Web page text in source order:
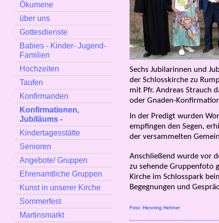
Ökumene
über uns
Gottesdienste
Babies - Kinder- Jugend-
Familien
Hochzeiten
Taufen
Konfirmanden
Konfirmationen,
Jubiläums -
Kindertagesstätte
Senioren
Angebote/ Gruppen
Ehrenamtliche Gruppen
Kunst in unserer Kirche
Sommerfest
Martinsmarkt
Sechs Jubilarinnen und
der Schlosskirche zu
mit Pfr. Andreas Strauch
oder Gnaden-
In der Predigt wurden
empfingen den Segen,
der versammelten
Anschließend wurde vor
zu sehende Gruppenfoto
Kirche im Schlosspark
Begegnungen und
Foto: Henning Hehner